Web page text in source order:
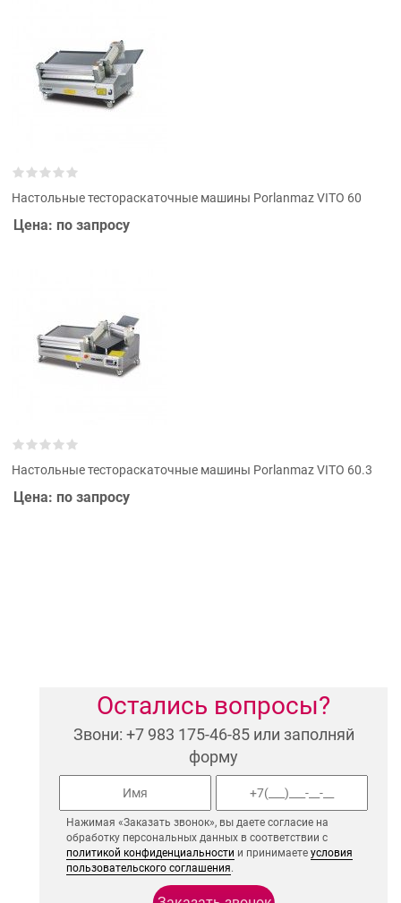
Настольные тестораскаточные машины Porlanmaz VITO 60
Цена: по запросу
Настольные тестораскаточные машины Porlanmaz VITO 60.3
Цена: по запросу
Остались вопросы?
Звони: +7 983 175-46-85 или заполняй
форму
Нажимая «Заказать звонок», вы даете согласие на
обработку персональных данных в соответствии с
политикой конфиденциальности и принимаетеусловия
пользовательского соглашения.